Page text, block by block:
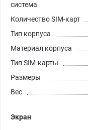
система
Количество SIM-карт
Тип корпуса
Материал корпуса
Тип SIM-карты
Размеры
Вес
Экран